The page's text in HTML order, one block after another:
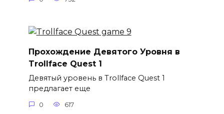
Прохождение Девятого Уровня в
Trollface Quest 1
Девятый уровень в Trollface Quest 1
предлагает еще
0 617